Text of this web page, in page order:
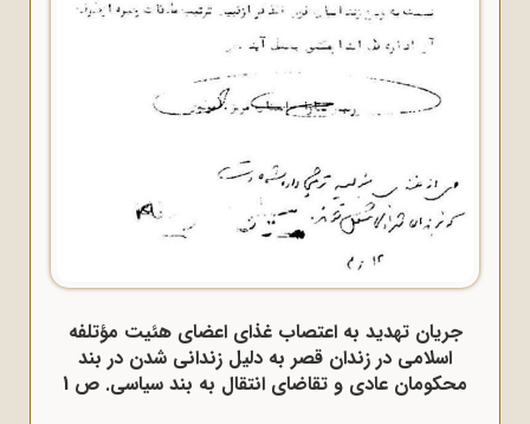
جریان تهدید به اعتصاب غذای اعضای هئیت مؤتلفه
اسلامی در زندان قصر به دلیل زندانی شدن در بند
محکومان عادی و تقاضای انتقال به بند سیاسی. ص 1